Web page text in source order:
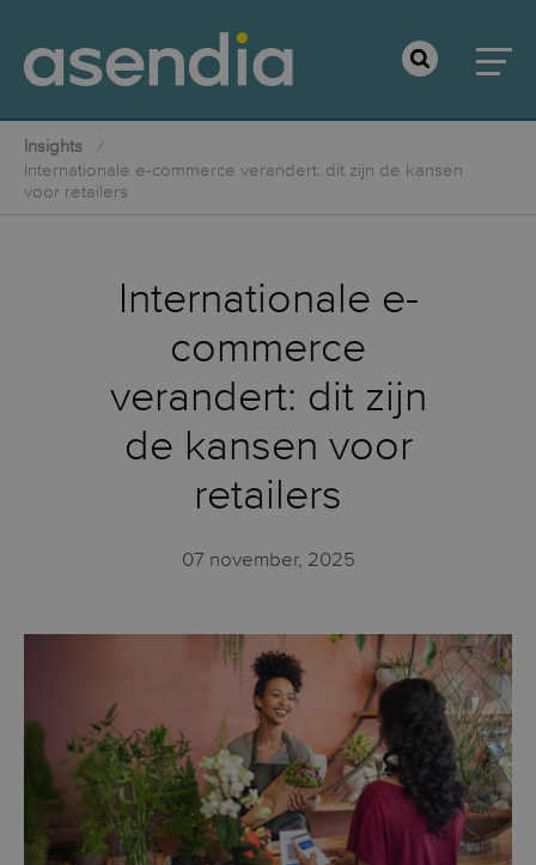
Insights
Internationale e-commerce verandert: dit zijn de kansen
voor retailers
Internationale e-
commerce
verandert: dit zijn
de kansen voor
retailers
07 november, 2025